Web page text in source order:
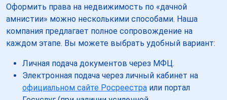
Оформить права на недвижимость по «дачной
амнистии» можно несколькими способами. Наша
компания предлагает полное сопровождение на
каждом этапе. Вы можете выбрать удобный вариант:
Личная подача документов через МФЦ.
Электронная подача через личный кабинет на
официальном сайте Росреестра или портал